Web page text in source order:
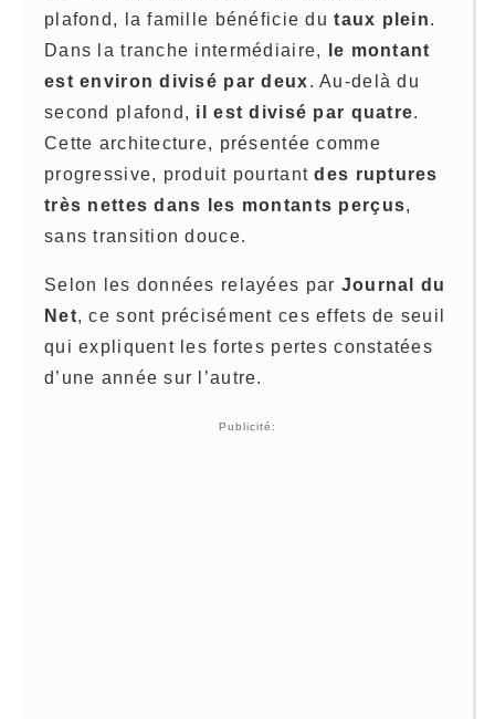
plafond, la famille bénéficie dutaux plein.
Dans la tranche intermédiaire,
le montant
est environ divisé par deux. Au-delà du
second plafond, il est divisé par quatre.
Cette architecture, présentée comme
progressive, produit pourtantdes ruptures
très nettes dans les montants perçus,
sans transition douce.
Selon les données relayées par Journal du
Net, ce sont précisément ces effets de seuil
qui expliquent les fortes pertes constatées
d’une année sur l’autre.
Publicité: